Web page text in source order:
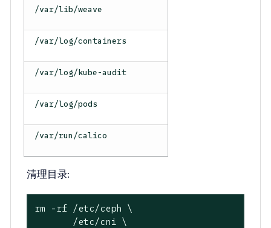
/var/lib/weave
/var/log/containers
/var/log/kube-audit
/var/log/pods
/var/run/calico
清理目录:
rm -rf /etc/ceph \
       /etc/cni \